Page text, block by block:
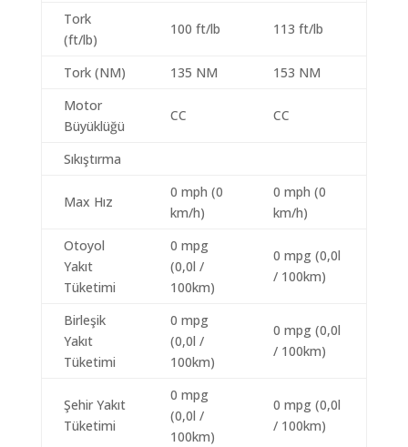
Tork
(ft/lb)
100 ft/lb 113 ft/lb
Tork (NM) 135 NM
153 NM
Motor
Büyüklüğü
CC CC
Sıkıştırma
Max Hız
0 mph (0
km/h)
0 mph (0
km/h)
Otoyol
Yakıt
Tüketimi
0 mpg
(0,0l /
100km)
0 mpg (0,0l
/ 100km)
Birleşik
Yakıt
Tüketimi
0 mpg
(0,0l /
100km)
0 mpg (0,0l
/ 100km)
Şehir Yakıt
Tüketimi
0 mpg
(0,0l /
100km)
0 mpg (0,0l
/ 100km)